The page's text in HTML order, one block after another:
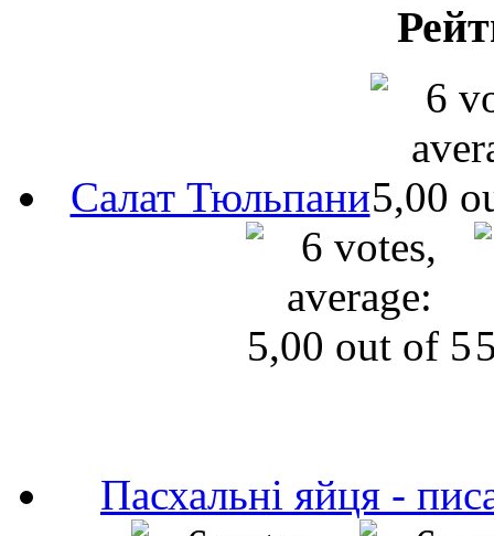
Салат Тюльпани
Пасхальні яйця -